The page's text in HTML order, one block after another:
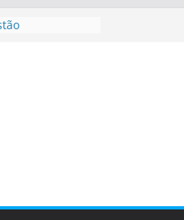
em Porto
de transfer,
de alto padrão
–
o segundo
únicas e